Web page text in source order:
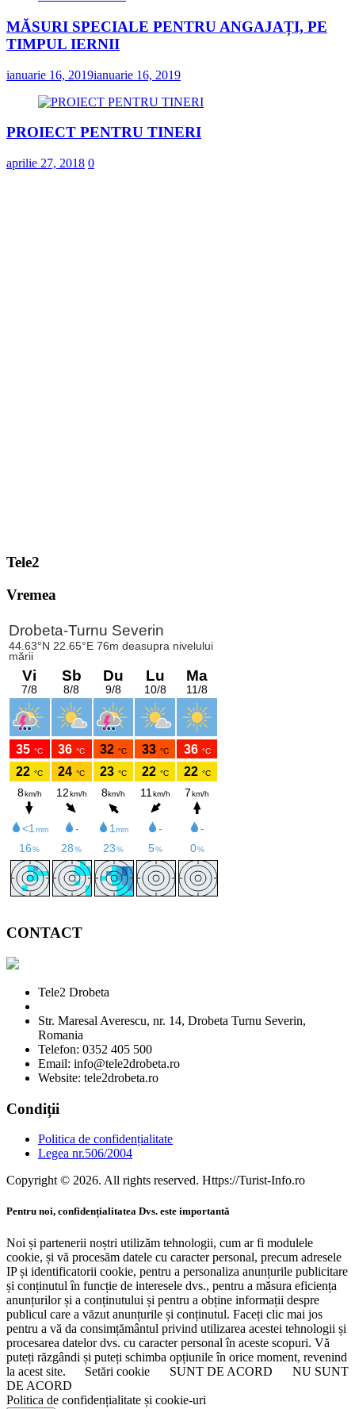
MĂSURI SPECIALE PENTRU ANGAJAȚI, PE
TIMPUL IERNII
ianuarie 16, 2019ianuarie 16, 2019
PROIECT PENTRU TINERI
aprilie 27, 2018 0
Tele2
Vremea
CONTACT
Tele2 Drobeta
Str. Maresal Averescu, nr. 14, Drobeta Turnu Severin,
Romania
Telefon: 0352 405 500
Email: info@tele2drobeta.ro
Website: tele2drobeta.ro
Condiții
Politica de confidențialitate
Legea nr.506/2004
Copyright © 2026. All rights reserved. Https://Turist-Info.ro
Pentru noi, confidențialitatea Dvs. este importantă
Noi și partenerii noștri utilizăm tehnologii, cum ar fi modulele
cookie, și vă procesăm datele cu caracter personal, precum adresele
IP și identificatorii cookie, pentru a personaliza anunțurile publicitare
și conținutul în funcție de interesele dvs., pentru a măsura eficiența
anunțurilor și a conținutului și pentru a obține informații despre
publicul care a văzut anunțurile și conținutul. Faceți clic mai jos
pentru a vă da consimțământul privind utilizarea acestei tehnologii și
procesarea datelor dvs. cu caracter personal în aceste scopuri. Vă
puteți răzgândi și puteți schimba opțiunile în orice moment, revenind
la acest site.
Setări cookie SUNT DE ACORD
NU SUNT
DE ACORD
Politica de confidențialitate și cookie-uri